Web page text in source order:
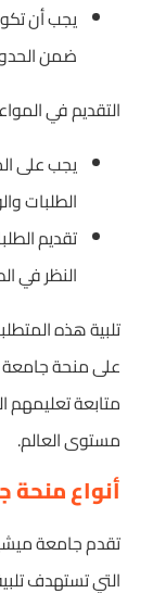
يجب أن
ضمن
التقديم في
يجب على
الطلبات
تقديم
النظر في
تلبية هذه
على منحة
متابعة
مستوى العالم.
أنواع
تقدم جامعة
التي تستهدف